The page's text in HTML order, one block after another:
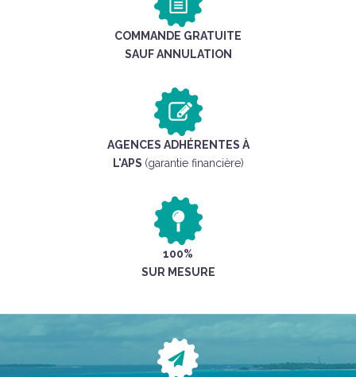
COMMANDE GRATUITE
SAUF ANNULATION
AGENCES ADHÉRENTES À
L'APS (garantie financière)
100%
SUR MESURE